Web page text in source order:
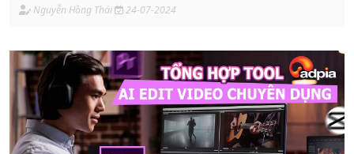
Nguyễn Hồng Thái 24-07-2024